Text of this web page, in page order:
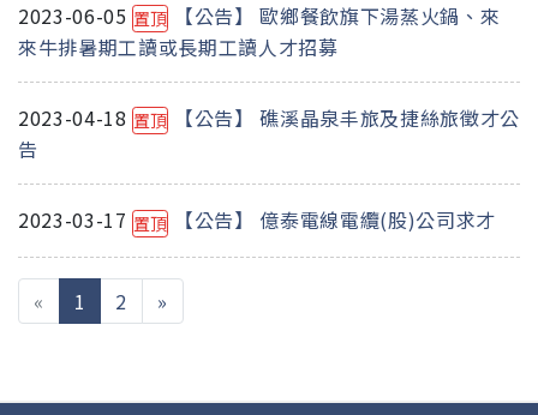
2023-06-05置頂
【公告】 歐鄉餐飲旗下湯蒸火鍋、來
來牛排暑期工讀或長期工讀人才招募
2023-04-18置頂
【公告】 礁溪晶泉丰旅及捷絲旅徵才公
告
2023-03-17置頂 【公告】 億泰電線電纜(股)公司求才
« 1 (current)
2 »